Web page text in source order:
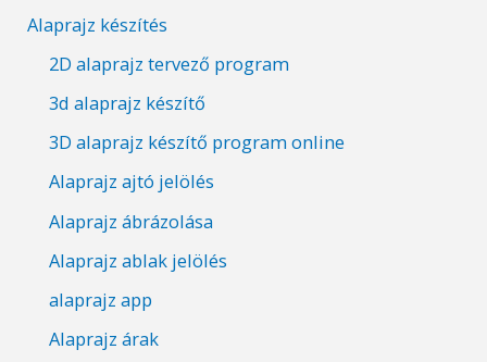
Alaprajz készítés
2D alaprajz tervező program
3d alaprajz készítő
3D alaprajz készítő program online
Alaprajz ajtó jelölés
Alaprajz ábrázolása
Alaprajz ablak jelölés
alaprajz app
Alaprajz árak